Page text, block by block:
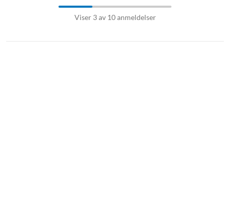
Viser 3 av 10 anmeldelser